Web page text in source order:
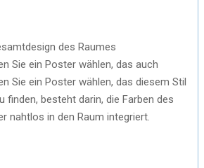
des Raumes
Sie ein Poster wählen, das auch
Sie ein Poster wählen, das diesem Stil
besteht darin, die Farben des
nahtlos in den Raum integriert.